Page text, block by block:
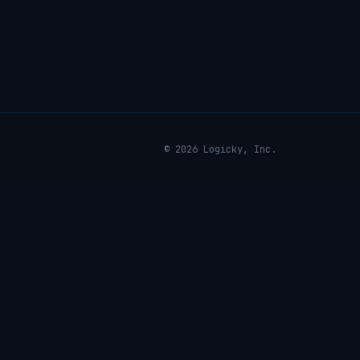
© 2026 Logicky, Inc.